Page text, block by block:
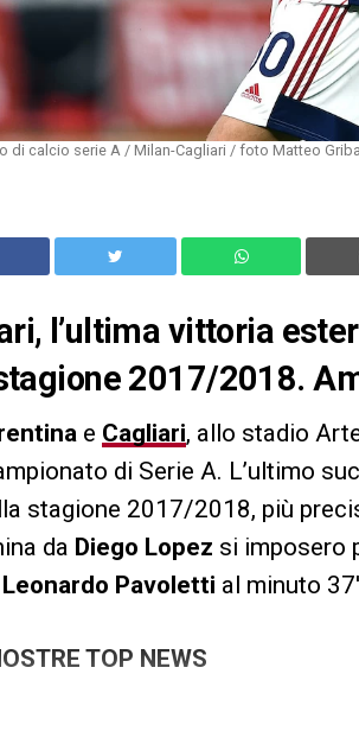
di calcio serie A / Milan-Cagliari / foto Matteo
l’ultima vittoria
2017/2018.
e Cagliari, allo stadio
di Serie A. L’ultimo
stagione 2017/2018, più
da Diego Lopez si imposero
Leonardo Pavoletti al minuto
TOP NEWS